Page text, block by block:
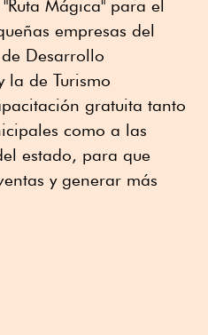
Mágica" para el
empresas del
Desarrollo
la de Turismo
gratuita tanto
como a las
estado, para que
y generar más